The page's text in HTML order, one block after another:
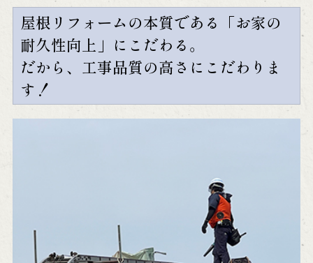
屋根リフォームの本質である「お家の
耐久性向上」にこだわる。
だから、工事品質の高さにこだわりま
す！